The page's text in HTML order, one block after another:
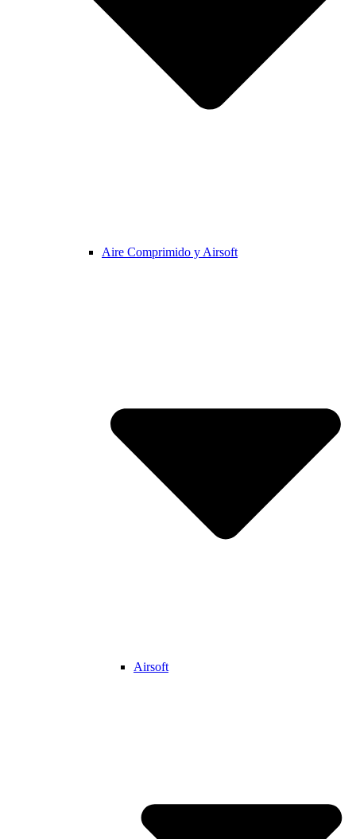
Aire Comprimido y Airsoft
Airsoft